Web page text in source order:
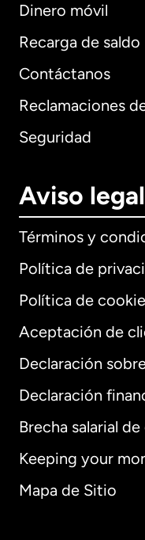
Dinero móvil
Recarga de saldo
Contáctanos
Reclamaciones
Seguridad
Aviso legal
Términos y
Política de
Política de
Aceptación de
Declaración
Declaración
Brecha salarial
Keeping your
Mapa de Sitio
Alemania